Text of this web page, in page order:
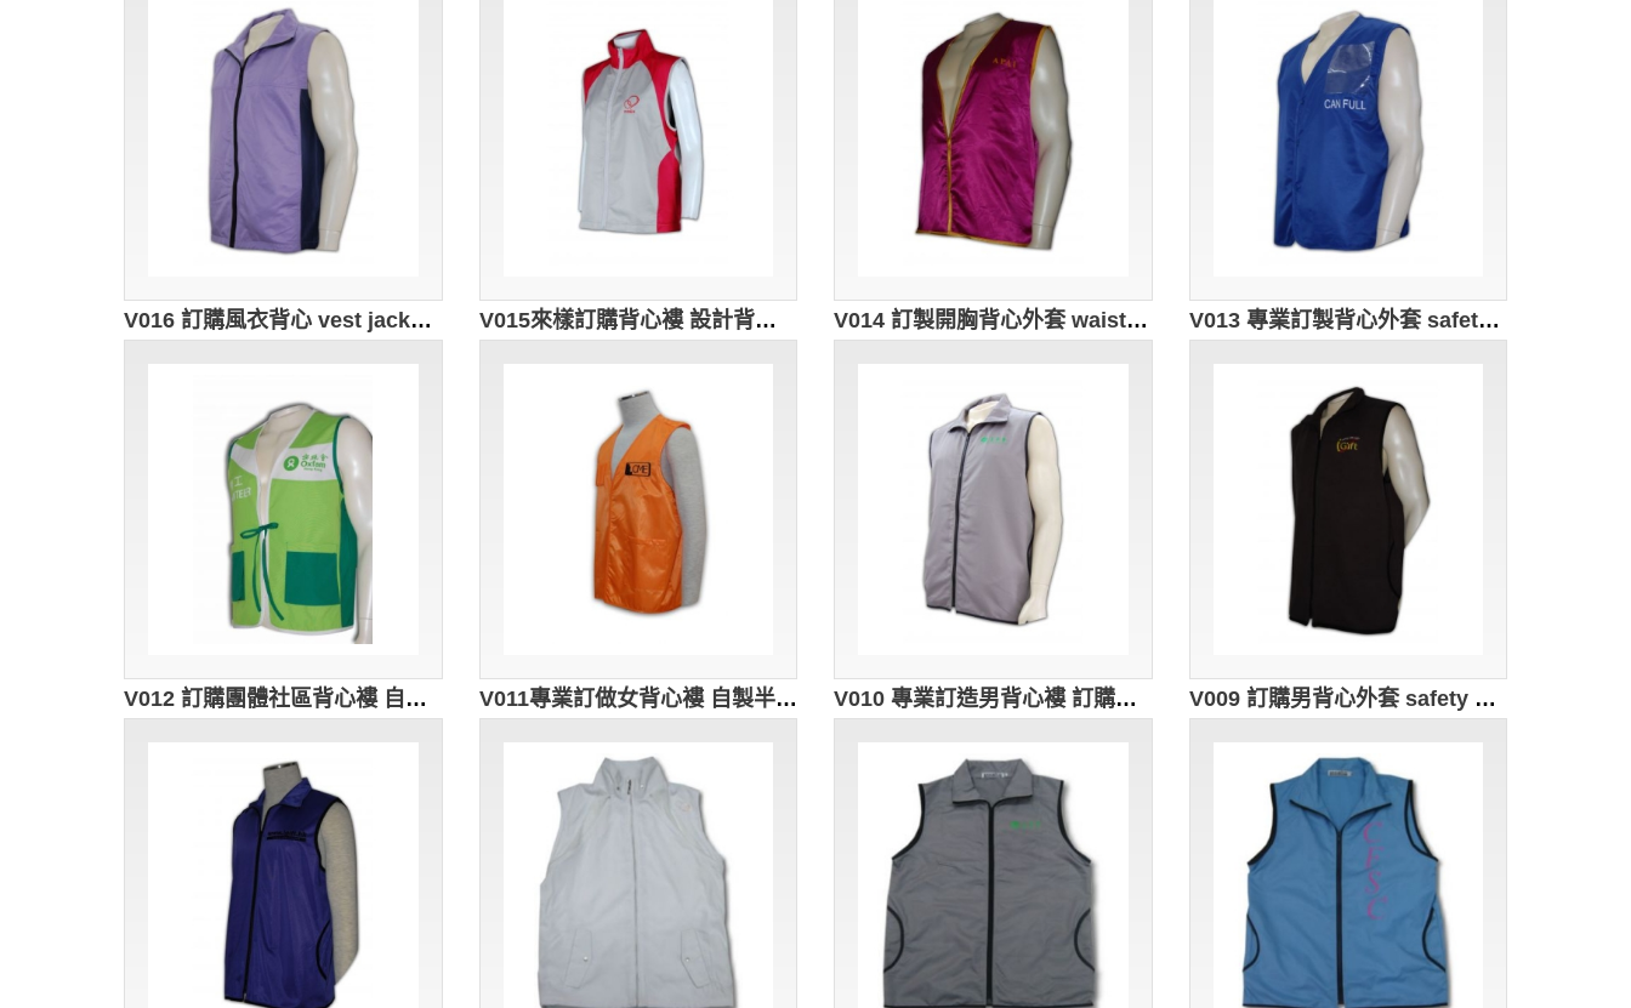
V016 訂購風衣背心 vest jacket cheap vest 訂製職業背心外套 自訂背心褸供應商HK V015來樣訂購背心褸 設計背心外套款式 vest design vest store speed vest 背心專門店 V014 訂製開胸背心外套 waistcoat vest company 訂做背心褸款式 背心批發商 V013 專業訂製背心外套 safety vest 背心外套 襯 男裝背心褸 背心專門店 政府部門 緊急調動背心
V012 訂購團體社區背心褸 自訂開胸背心制服 袋撞色 設計背心外套款式 背心批發商 V011專業訂做女背心褸 自製半開胸拉鏈制服 訂購團體背心外套專門店 V010 專業訂造男背心褸 訂購團體職業背心外套 diy vest cooling vest 背心男 背心批發商 V009 訂購男背心外套 safety vest 訂製黑色背心褸制服 自訂團體制服專門店